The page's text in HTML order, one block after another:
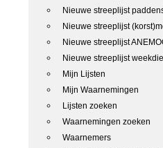
Nieuwe streeplijst
Nieuwe streeplijst
Nieuwe streeplijst
Nieuwe streeplijst
Mijn Lijsten
Mijn Waarnemingen
Lijsten zoeken
Waarnemingen zoeken
Waarnemers